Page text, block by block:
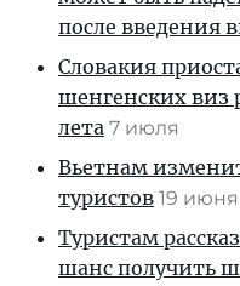
после введения
Словакия
шенгенских виз
лета 7 июля
Вьетнам
туристов 19 июня
Туристам
шанс получить